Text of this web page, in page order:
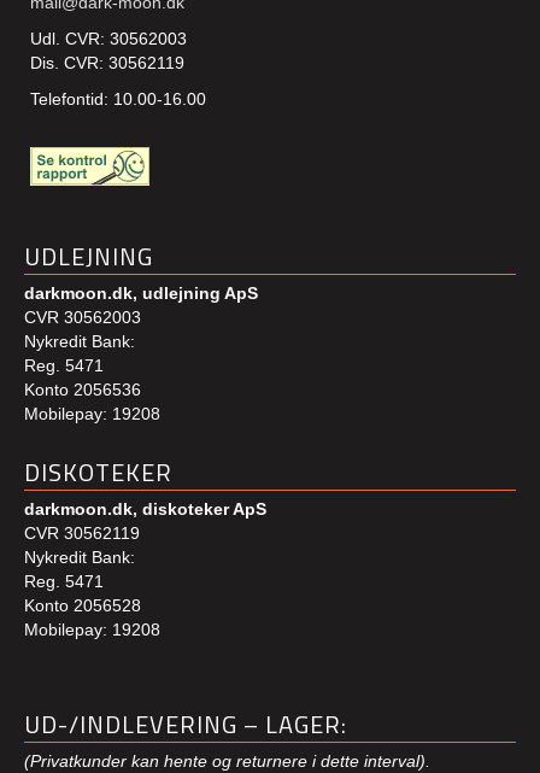
Udl. CVR: 30562003
Dis. CVR: 30562119
Telefontid: 10.00-16.00
UDLEJNING
darkmoon.dk, udlejning ApS
CVR 30562003
Nykredit Bank:
Reg. 5471
Konto 2056536
Mobilepay: 19208
DISKOTEKER
darkmoon.dk, diskoteker ApS
CVR 30562119
Nykredit Bank:
Reg. 5471
Konto 2056528
Mobilepay: 19208
UD-/INDLEVERING – LAGER:
(Privatkunder kan hente og returnere i dette interval).